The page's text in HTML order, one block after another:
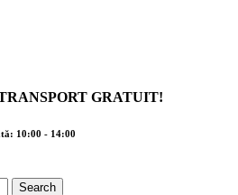
GRATUIT!
10:00 - 14:00
Search